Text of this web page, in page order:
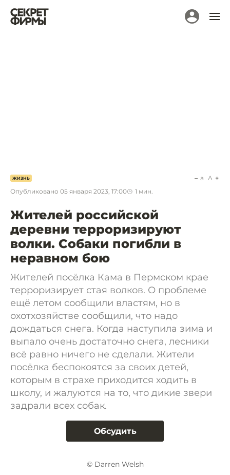
ЖИЗНЬ
Опубликовано 05 января 2023, 17:00 1 мин.
a A
Жителей российской
деревни терроризируют
волки. Собаки погибли в
неравном бою
Жителей посёлка Кама в Пермском крае
терроризирует стая волков. О проблеме
ещё летом сообщили властям, но в
охотхозяйстве сообщили, что надо
дождаться снега. Когда наступила зима и
выпало очень достаточно снега, лесники
всё равно ничего не сделали. Жители
посёлка беспокоятся за своих детей,
которым в страхе приходится ходить в
школу, и жалуются на то, что дикие звери
задрали всех собак.
Обсудить
© Darren Welsh